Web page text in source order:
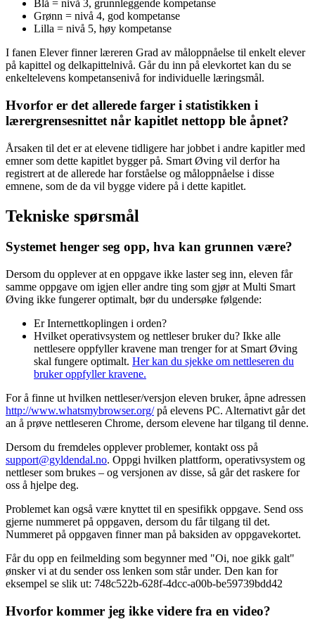
Blå = nivå 3, grunnleggende kompetanse
Grønn = nivå 4, god kompetanse
Lilla = nivå 5, høy kompetanse
I fanen Elever finner læreren Grad av måloppnåelse til enkelt elever
på kapittel og delkapittelnivå. Går du inn på elevkortet kan du se
enkeltelevens kompetansenivå for individuelle læringsmål.
Hvorfor er det allerede farger i statistikken i
lærergrensesnittet når kapitlet nettopp ble åpnet?
Årsaken til det er at elevene tidligere har jobbet i andre kapitler med
emner som dette kapitlet bygger på. Smart Øving vil derfor ha
registrert at de allerede har forståelse og måloppnåelse i disse
emnene, som de da vil bygge videre på i dette kapitlet.
Tekniske spørsmål
Systemet henger seg opp, hva kan grunnen være?
Dersom du opplever at en oppgave ikke laster seg inn, eleven får
samme oppgave om igjen eller andre ting som gjør at Multi Smart
Øving ikke fungerer optimalt, bør du undersøke følgende:
Er Internettkoplingen i orden?
Hvilket operativsystem og nettleser bruker du? Ikke alle
nettlesere oppfyller kravene man trenger for at Smart Øving
skal fungere optimalt. Her kan du sjekke om nettleseren du
bruker oppfyller kravene.
For å finne ut hvilken nettleser/versjon eleven bruker, åpne adressen
http://www.whatsmybrowser.org/på elevens PC. Alternativt går det
an å prøve nettleseren Chrome, dersom elevene har tilgang til denne.
Dersom du fremdeles opplever problemer, kontakt oss på
support@gyldendal.no. Oppgi hvilken plattform, operativsystem og
nettleser som brukes – og versjonen av disse, så går det raskere for
oss å hjelpe deg.
Problemet kan også være knyttet til en spesifikk oppgave. Send oss
gjerne nummeret på oppgaven, dersom du får tilgang til det.
Nummeret på oppgaven finner man på baksiden av oppgavekortet.
Får du opp en feilmelding som begynner med "Oi, noe gikk galt"
ønsker vi at du sender oss lenken som står under. Den kan for
eksempel se slik ut: 748c522b-628f-4dcc-a00b-be59739bdd42
Hvorfor kommer jeg ikke videre fra en video?